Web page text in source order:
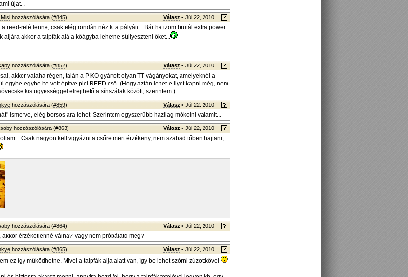
újat...
Misi hozzászólására (#845) Válasz • Júl 22, 2010
reed-relé lenne, csak elég rondán néz ki a pályán... Bár ha izom brutál extra power
aljára akkor a talpfák alá a kőágyba lehetne süllyeszteni őket...
hozzászólására (#852) Válasz • Júl 22, 2010
akkor valaha régen, talán a PIKO gyártott olyan TT vágányokat, amelyeknél a
egybe-egybe be volt építve pici REED cső. (Hogy aztán lehet-e ilyet kapni még, nem
kis ügyességgel elrejthető a sínszálak között, szerintem.)
hozzászólására (#859) Válasz • Júl 22, 2010
ismerve, elég borsos ára lehet. Szerintem egyszerűbb házilag mókolni valamit...
hozzászólására (#863) Válasz • Júl 22, 2010
Csak nagyon kell vigyázni a csőre mert érzékeny, nem szabad tőben hajtani,
hozzászólására (#864) Válasz • Júl 22, 2010
akkor érzéketlenné válna? Vagy nem próbálatd még?
hozzászólására (#865) Válasz • Júl 22, 2010
ez így működhetne. Mivel a talpfák alja alatt van, így be lehet szórni zúzottkővel